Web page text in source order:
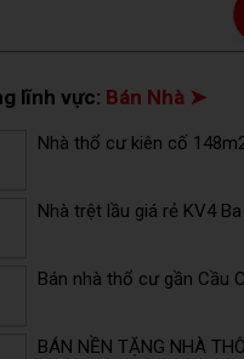
lĩnh vực: Bán Nhà ➤
Nhà thổ cư kiên cố
Nhà trệt lầu giá rẻ KV4
Bán nhà thổ cư gần Cầu
BÁN NỀN TẶNG NHÀ